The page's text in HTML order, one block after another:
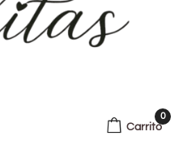
Carrito
0